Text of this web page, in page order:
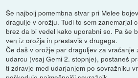
Še najbolj pomembna stvar pri Melee
dragulje v orožju. Tudi to sem zanemarjal
brez da bi vedel kako uporabni so. Pa še
ven iz orožja in prestaviš v drugega.
Če daš v orožje par draguljev za vračanje
udarcu (vsaj Gemi 2. stopnje), postaneš
ti zdravje med udarjanjem po sovražniku